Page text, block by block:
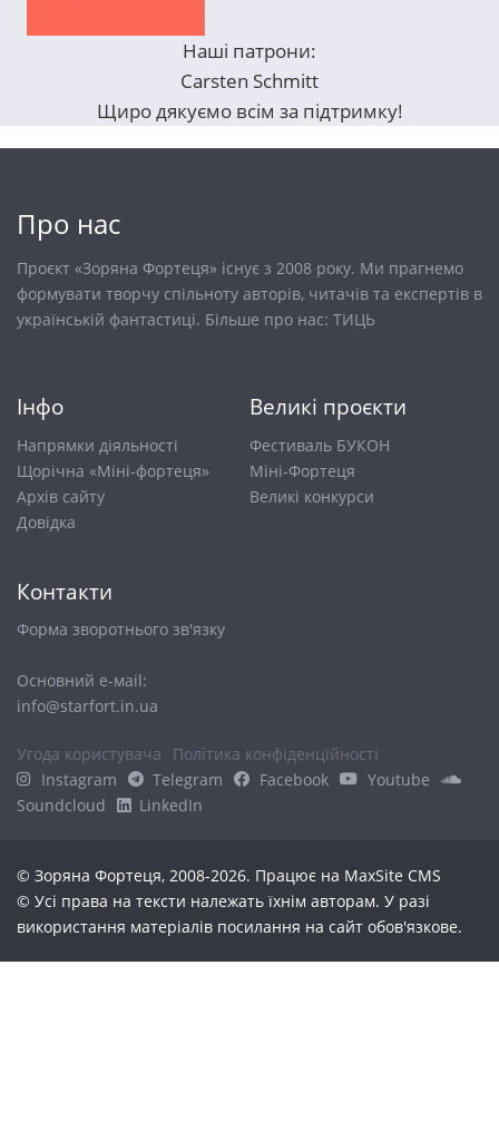
Наші патрони:
Carsten Schmitt
Щиро дякуємо всім за підтримку!
Про нас
Проєкт «Зоряна Фортеця» існує з 2008 року. Ми прагнемо
формувати творчу спільноту авторів, читачів та експертів в
українській фантастиці. Більше про нас: ТИЦЬ
Інфо
Напрямки діяльності
Щорічна «Міні-фортеця»
Архів сайту
Довiдка
Великі проєкти
Фестиваль БУКОН
Міні-Фортеця
Великі конкурси
Контакти
Форма зворотнього зв'язку
Основний е-маіl:
info@starfort.in.ua
Угода користувача
Політика конфіденційності
Instagram
Telegram Facebook
Youtube
Soundcloud
LinkedIn
© Зоряна Фортеця, 2008-2026. Працює на MaxSite CMS
© Усі права на тексти належать їхнім авторам. У разі
використання матеріалів посилання на сайт обов'язкове.